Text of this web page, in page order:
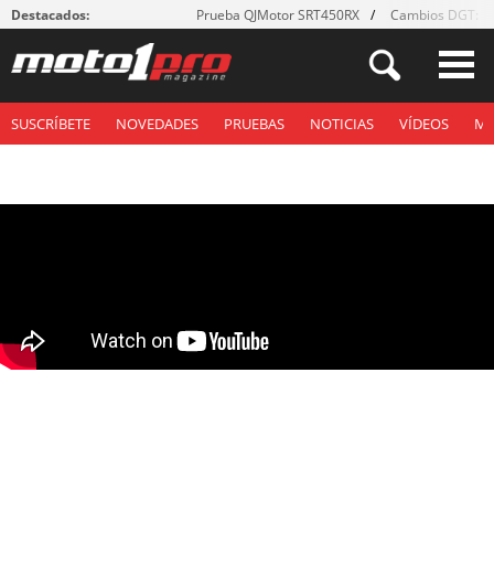
Destacados: Prueba QJMotor SRT450RX Cambios DGT:
SUSCRÍBETE NOVEDADES PRUEBAS NOTICIAS VÍDEOS